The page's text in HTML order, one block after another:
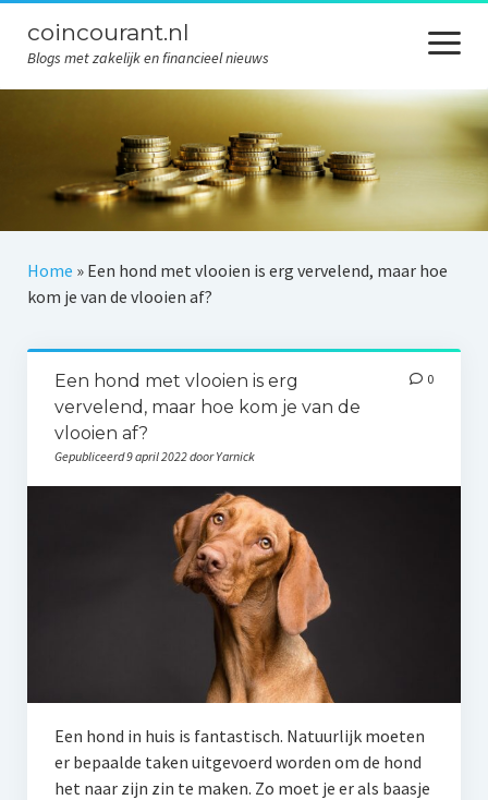
coincourant.nl
Blogs met zakelijk en financieel nieuws
menu
openen
Marketing
Werk
Contact
Privacybeleid
Home » Een hond met vlooien is erg vervelend, maar hoe
kom je van de vlooien af?
Een hond met vlooien is erg
vervelend, maar hoe kom je van de
vlooien af?
Gepubliceerd 9 april 2022 door Yarnick
0
Een hond in huis is fantastisch. Natuurlijk moeten
er bepaalde taken uitgevoerd worden om de hond
het naar zijn zin te maken. Zo moet je er als baasje